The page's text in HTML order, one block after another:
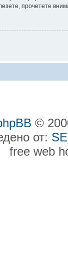
прочетете
©
от:
free web